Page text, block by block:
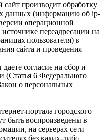
производит обработку
данных (информацию об ip-
операционной
переадресации на
пользователя) в
сайта и проведения
согласие на сбор и
(Статья 6 Федерального
о персональных
портала городского
быть воспроизведены в
на серверах сети
без каких-либо